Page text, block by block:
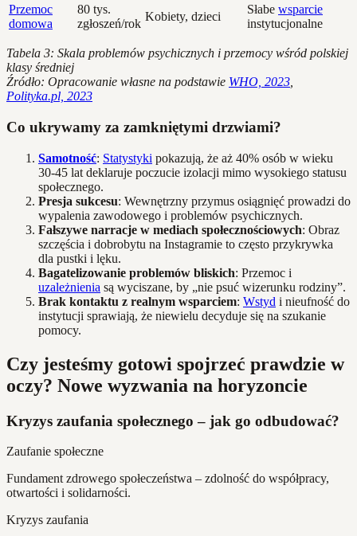
Przemoc
domowa
80 tys.
zgłoszeń/rok
Kobiety, dzieci
Słabe wsparcie
instytucjonalne
Tabela 3: Skala problemów psychicznych i przemocy wśród polskiej
klasy średniej
Źródło: Opracowanie własne na podstawie WHO, 2023
Polityka.pl, 2023
Co ukrywamy za zamkniętymi drzwiami?
Samotność: Statystyki pokazują, że aż 40% osób w wieku
30-45 lat deklaruje poczucie izolacji mimo wysokiego statusu
społecznego.
Presja sukcesu: Wewnętrzny przymus osiągnięć prowadzi do
wypalenia zawodowego i problemów psychicznych.
Fałszywe narracje w mediach społecznościowych: Obraz
szczęścia i dobrobytu na Instagramie to często przykrywka
dla pustki i lęku.
Bagatelizowanie problemów bliskich: Przemoc i
uzależnienia są wyciszane, by „nie psuć wizerunku rodziny”.
Brak kontaktu z realnym wsparciem: Wstyd i nieufność do
instytucji sprawiają, że niewielu decyduje się na szukanie
pomocy.
Czy jesteśmy gotowi spojrzeć prawdzie w
oczy? Nowe wyzwania na horyzoncie
Kryzys zaufania społecznego – jak go odbudować?
Zaufanie społeczne
Fundament zdrowego społeczeństwa – zdolność do współpracy,
otwartości i solidarności.
Kryzys zaufania